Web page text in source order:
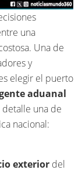
una
Una de
y
elegir el puerto
aduanal
una de
nacional:
exterior del